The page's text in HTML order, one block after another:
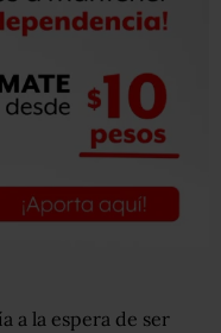
a la espera de ser